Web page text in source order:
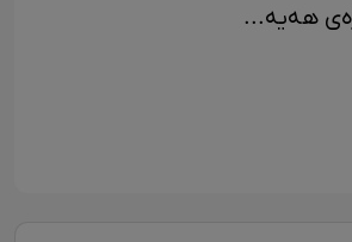
هەیە...